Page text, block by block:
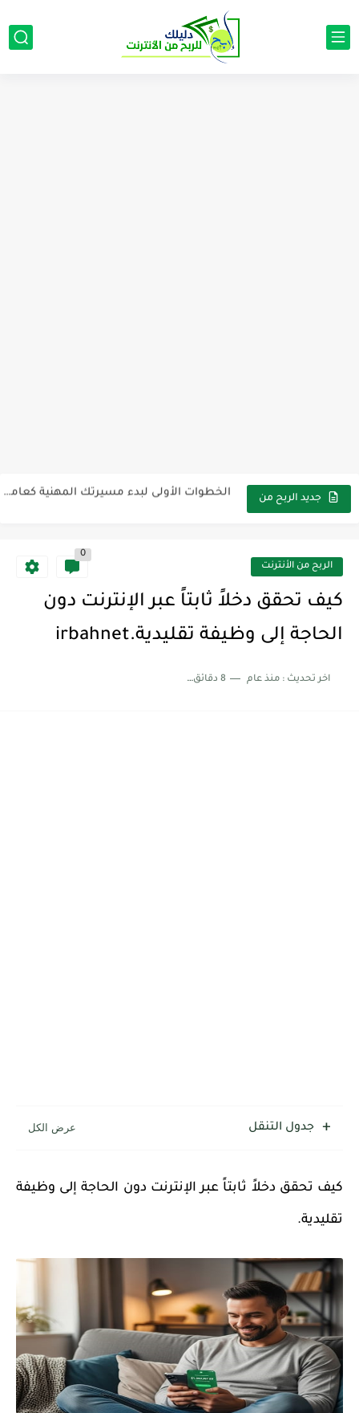
جديد الربح من خمس أدوات مجانية تساعدك على الربح عبر الإنترنتirbahnet
الربح من الأنترنت
0
كيف تحقق دخلاً ثابتاً عبر الإنترنت دون
الحاجة إلى وظيفة تقليدية.irbahnet
اخر تحديث :منذ عام 8 دقائق للقراءة
جدول التنقل
كيف تحقق دخلاً ثابتاً عبر الإنترنت دون الحاجة إلى وظيفة
تقليدية.